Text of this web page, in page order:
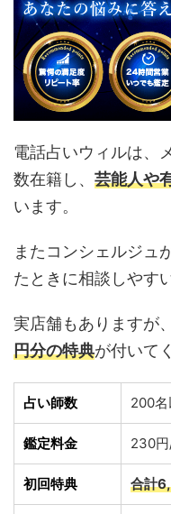
電話占いウィルは、
数在籍し、 芸能人や
います。
またコンシェルジュ
たときに相談しやす
実店舗もありますが
円分の特典が付いて
占い師数 200
鑑定料金 230円
初回特典 合計